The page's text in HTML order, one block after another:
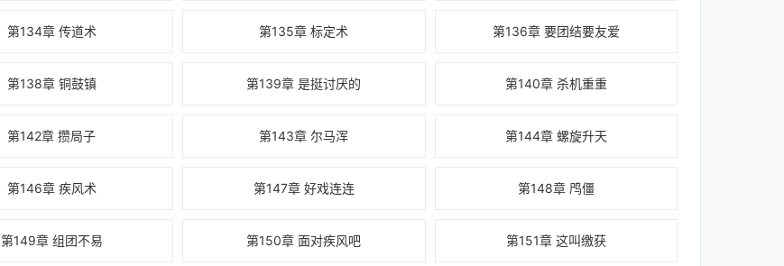
第134章 传道术 第135章 标定术 第136章 要团结要友爱
第138章 铜鼓镇 第139章 是挺讨厌的 第140章 杀机重重
第142章 攒局子 第143章 尔马浑 第144章 螺旋升天
第146章 疾风术 第147章 好戏连连 第148章 鸤僵
第149章 组团不易 第150章 面对疾风吧 第151章 这叫缴获